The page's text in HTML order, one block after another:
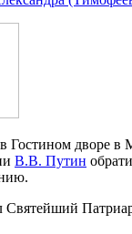
Гостином дворе в
В.В. Путин
Святейший